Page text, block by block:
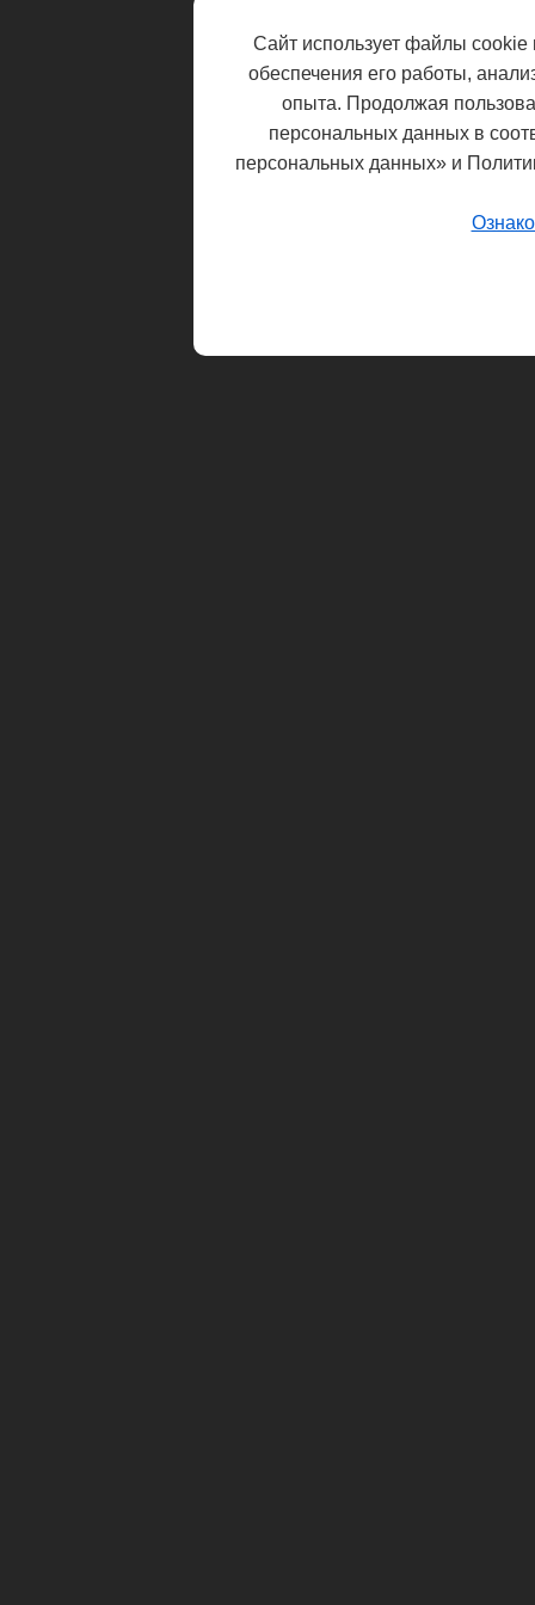
Сайт использует файлы cookie
обеспечения его работы,
опыта. Продолжая
персональных данных в
персональных данных» и